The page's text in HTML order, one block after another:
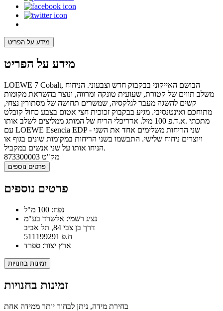
מידע על הפריט
מידע על הפריט
LOEWE 7 Cobalt, הבושם האייקוני בבקבוק חדש וצבעוני. הניחוח
משלב תווים של קטורת, שעועית טונקה ומרווה, ונוצר בהשראת מקומות
קשים להשגה מעבר לגלקסיה, שמשרים תחושה של מסתורין נצחי,
מתוחכם ואינטנסיבי. מגיע בבקבוק זכוכית חצי אטום בצבע כחול קובלט
מתכתי .א.ד.פ 100 מיל. אדריכלי הריח של המותג ממליצים לשלב אותו
עם LOEWE Esencia EDP - שני הריחות משלימים אחד את השני
ויוצרים ניחוח שלישי. התבשמו בשני הריחות במקומות שונים בגוף או
הניחו אותו על שני אנשים במקביל.
מק"ט 873300003
פרטים נוספים
פרטים נוספים
נפח: 100 מ"ל
נציג רשמי: אלשרד בע"מ
דרך בן צבי 84, תל אביב
ח.פ 511199291
ארץ יצור: ספרד
זמינות בחנויות
זמינות בחנויות
בחירת מידה, ניתן לבחור יותר ממידה אחת